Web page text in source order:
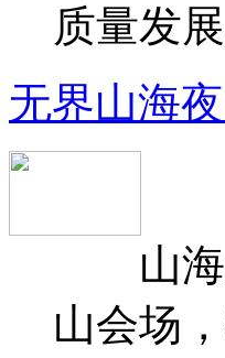
质量发
无界山海
山海
山会场